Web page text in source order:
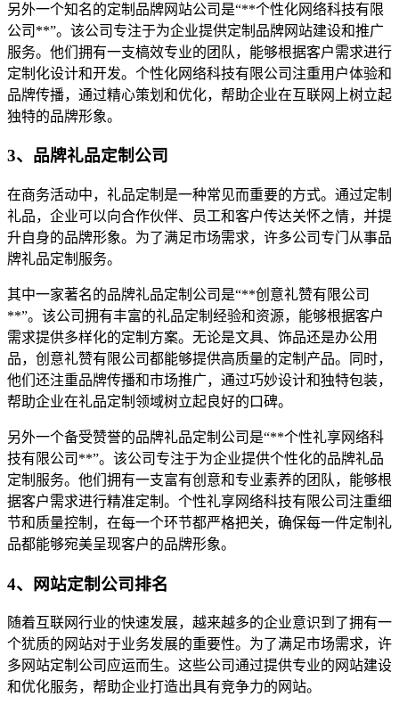
另外一个知名的定制品牌网站公司是“**个性化网络科技有限
公司**”。该公司专注于为企业提供定制品牌网站建设和推广
服务。他们拥有一支槁效专业的团队，能够根据客户需求进行
定制化设计和开发。个性化网络科技有限公司注重用户体验和
品牌传播，通过精心策划和优化，帮助企业在互联网上树立起
独特的品牌形象。
3、品牌礼品定制公司
在商务活动中，礼品定制是一种常见而重要的方式。通过定制
礼品，企业可以向合作伙伴、员工和客户传达关怀之情，并提
升自身的品牌形象。为了满足市场需求，许多公司专门从事品
牌礼品定制服务。
其中一家著名的品牌礼品定制公司是“**创意礼赞有限公司
**”。该公司拥有丰富的礼品定制经验和资源，能够根据客户
需求提供多样化的定制方案。无论是文具、饰品还是办公用
品，创意礼赞有限公司都能够提供高质量的定制产品。同时，
他们还注重品牌传播和市场推广，通过巧妙设计和独特包装，
帮助企业在礼品定制领域树立起良好的口碑。
另外一个备受赞誉的品牌礼品定制公司是“**个性礼享网络科
技有限公司**”。该公司专注于为企业提供个性化的品牌礼品
定制服务。他们拥有一支富有创意和专业素养的团队，能够根
据客户需求进行精准定制。个性礼享网络科技有限公司注重细
节和质量控制，在每一个环节都严格把关，确保每一件定制礼
品都能够宛美呈现客户的品牌形象。
4、网站定制公司排名
随着互联网行业的快速发展，越来越多的企业意识到了拥有一
个犹质的网站对于业务发展的重要性。为了满足市场需求，许
多网站定制公司应运而生。这些公司通过提供专业的网站建设
和优化服务，帮助企业打造出具有竞争力的网站。